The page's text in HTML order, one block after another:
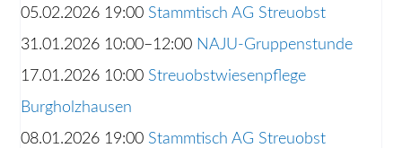
05.02.2026 19:00 Stammtisch AG Streuobst
31.01.2026 10:00–12:00 NAJU-Gruppenstunde
17.01.2026 10:00 Streuobstwiesenpflege
Burgholzhausen
08.01.2026 19:00 Stammtisch AG Streuobst